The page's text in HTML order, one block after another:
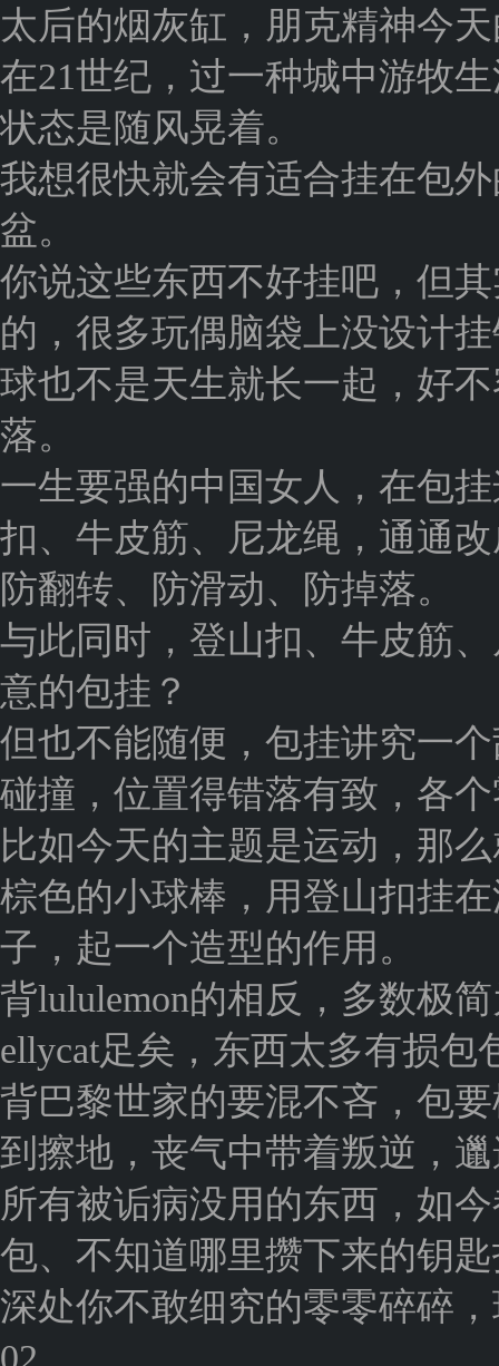
太后的烟灰缸，朋克精神今
在21世纪，过一种城中游牧
状态是随风晃着。
我想很快就会有适合挂在包
盆。
你说这些东西不好挂吧，但
的，很多玩偶脑袋上没设计
球也不是天生就长一起，好
落。
一生要强的中国女人，在包
扣、牛皮筋、尼龙绳，通通
防翻转、防滑动、防掉落。
与此同时，登山扣、牛皮筋
意的包挂？
但也不能随便，包挂讲究一
碰撞，位置得错落有致，各
比如今天的主题是运动，那
棕色的小球棒，用登山扣挂
子，起一个造型的作用。
背lululemon的相反，多数极
ellycat足矣，东西太多有损包
背巴黎世家的要混不吝，包
到擦地，丧气中带着叛逆，
所有被诟病没用的东西，如
包、不知道哪里攒下来的钥
深处你不敢细究的零零碎碎
02